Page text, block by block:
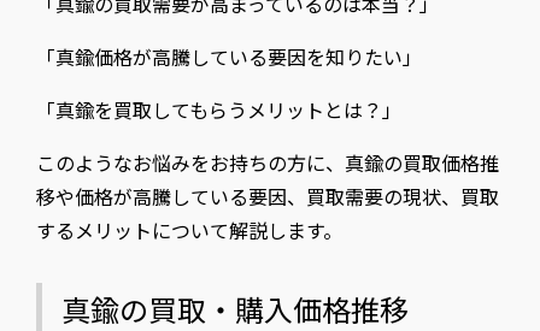
「真鍮価格が高騰している要因を知りたい」
「真鍮を買取してもらうメリットとは？」
このようなお悩みをお持ちの方に、真鍮の買取価格推
移や価格が高騰している要因、買取需要の現状、買取
するメリットについて解説します。
真鍮の買取・購入価格推移